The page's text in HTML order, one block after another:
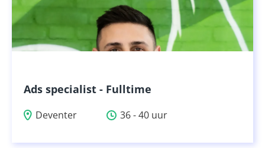
Ads specialist - Fulltime
Deventer 36 - 40 uur